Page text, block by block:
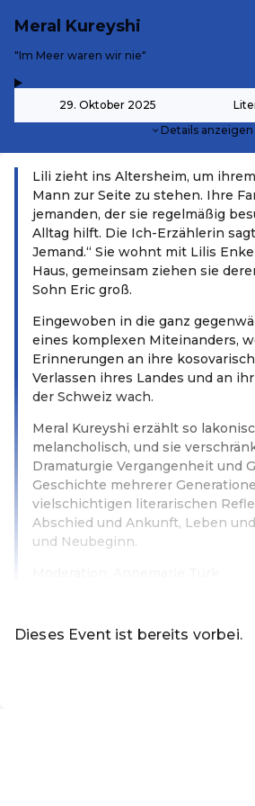
Meral Kureyshi
-"Im Meer waren wir nie"
29. Oktober 2025
Details anzeigen
Lili zieht ins Altersheim, um
Mann zur Seite zu stehen. Ihre
jemanden, der sie regelmäßig
Alltag hilft. Die Ich-Erzählerin
Jemand.“ Sie wohnt mit Lilis
Haus, gemeinsam ziehen sie
Sohn Eric groß.
Eingewoben in die ganz
eines komplexen Miteinanders,
Erinnerungen an ihre
Verlassen ihres Landes und an
der Schweiz wach.
Meral Kureyshi erzählt so
melancholisch, und sie
Dramaturgie Vergangenheit und
Geschichte mehrerer
vielschichtigen literarischen
Abschied und Ankunft, Leben
und Neubeginn.
Dieses Event ist bereits vorbei.